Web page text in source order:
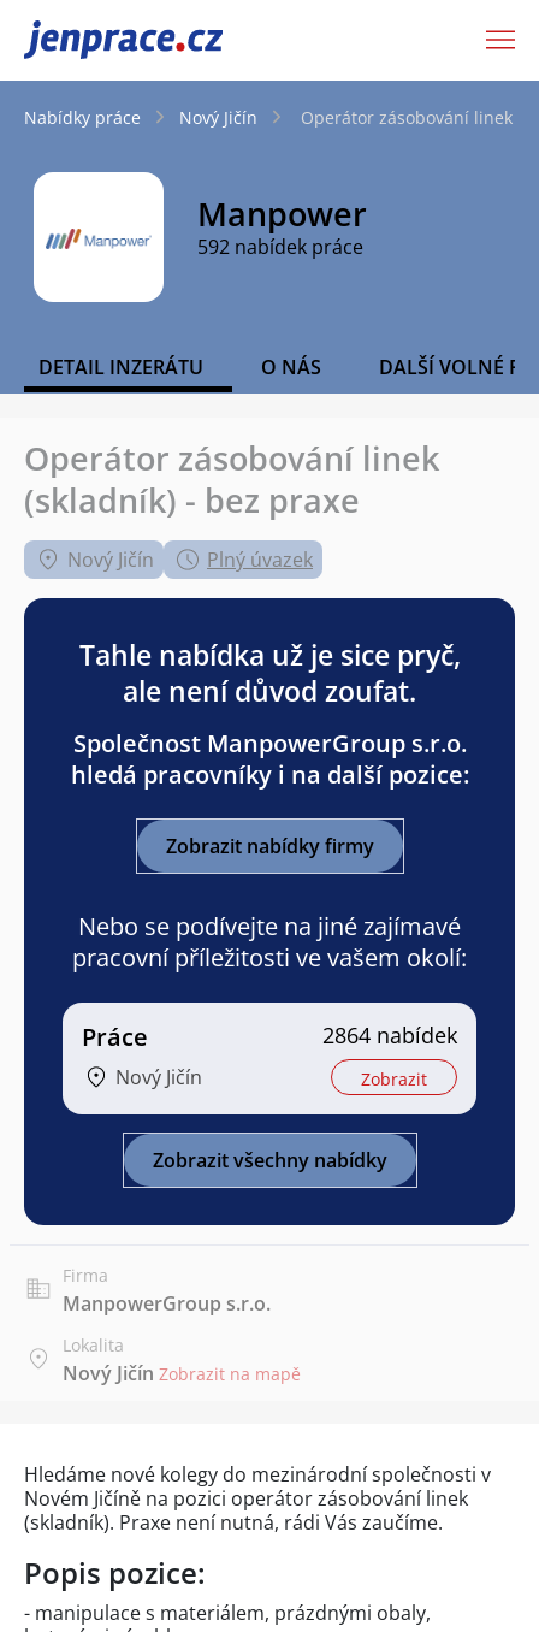
JenPráce.cz
Nabídky práce Nový Jičín Operátor zásobování linek
Manpower
592 nabídek práce
DETAIL INZERÁTU O NÁS DALŠÍ VOLNÉ
Operátor zásobování linek
(skladník) - bez praxe
Nový Jičín Plný úvazek
Tahle nabídka už je sice pryč,
ale není důvod zoufat.
Společnost ManpowerGroup s.r.o.
hledá pracovníky i na další pozice:
Zobrazit nabídky firmy
Nebo se podívejte na jiné zajímavé
pracovní příležitosti ve vašem okolí:
Práce
Nový Jičín
2864 nabídek
Zobrazit
Zobrazit všechny nabídky
Firma
ManpowerGroup s.r.o.
Lokalita
Nový Jičín Zobrazit na mapě
Hledáme nové kolegy do mezinárodní společnosti v
Novém Jičíně na pozici operátor zásobování linek
(skladník). Praxe není nutná, rádi Vás zaučíme.
Popis pozice:
- manipulace s materiálem, prázdnými obaly,